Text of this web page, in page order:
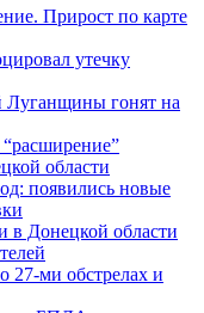
Прирост по карте
утечку
гонят на
области
появились новые
в Донецкой области
27-ми обстрелах и